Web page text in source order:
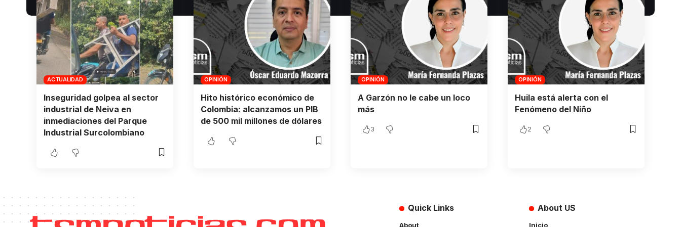
ACTUALIDAD
Inseguridad golpea al sector
industrial de Neiva en
inmediaciones del Parque
Industrial Surcolombiano
OPINIÓN
Hito histórico económico de
Colombia: alcanzamos un PIB
de 500 mil millones de dólares
OPINIÓN
A Garzón no le cabe un loco
más
3
OPINIÓN
Huila está alerta con el
Fenómeno del Niño
2
Quick Links
About
About US
Inicio